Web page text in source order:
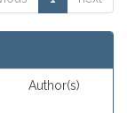
Author(s)